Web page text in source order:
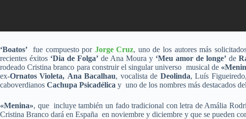
‘Boatos’ fue compuesto por Jorge Cruz, uno de los autores más
recientes éxitos ‘Dia de Folga’de Ana Moura y ‘Meu amor de longe’de
rodeado Cristina branco para construir el singular universo musical de
ex-Ornatos Violeta, Ana Bacalhau, vocalista de Deolinda, Luís
caboverdianos Cachupa Psicadélica y uno de los nombres más destacados
«Menina», que incluye también un fado tradicional con letra de Amália
Cristina Branco dará en España en noviembre y diciembre y que se pueden